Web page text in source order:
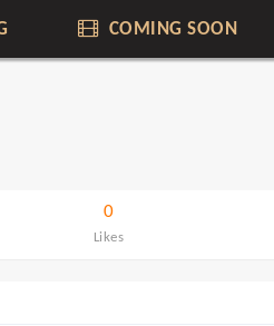
COMING SOON
0
Likes